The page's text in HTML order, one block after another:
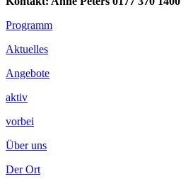
Footer
Inhalt
Programm
Aktuelles
Angebote
aktiv
vorbei
Über uns
Der Ort